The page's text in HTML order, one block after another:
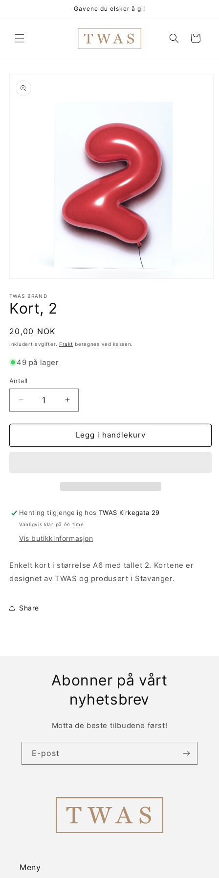
Gavene du elsker å gi!
Handlekurv
1
i
modal
TWAS BRAND
Kort, 2
Vanlig
pris
20,00 NOK
Inkludert avgifter. Frakt beregnes ved kassen.
49 på lager
Antall
Antall
antallet
for
2
Øk
antallet
for
Kort,
2
Legg i handlekurv
Henting tilgjengelig hos TWAS Kirkegata 29
Vanligvis klar på én time
Vis butikkinformasjon
Enkelt kort i størrelse A6 med tallet 2. Kortene er
designet av TWAS og produsert i Stavanger.
Share
Abonner på vårt
nyhetsbrev
Motta de beste tilbudene først!
E-post
Meny